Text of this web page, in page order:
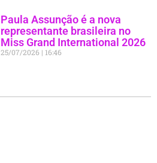
Paula Assunção é a nova
representante brasileira no
Miss Grand International 2026
25/07/2026 16:46